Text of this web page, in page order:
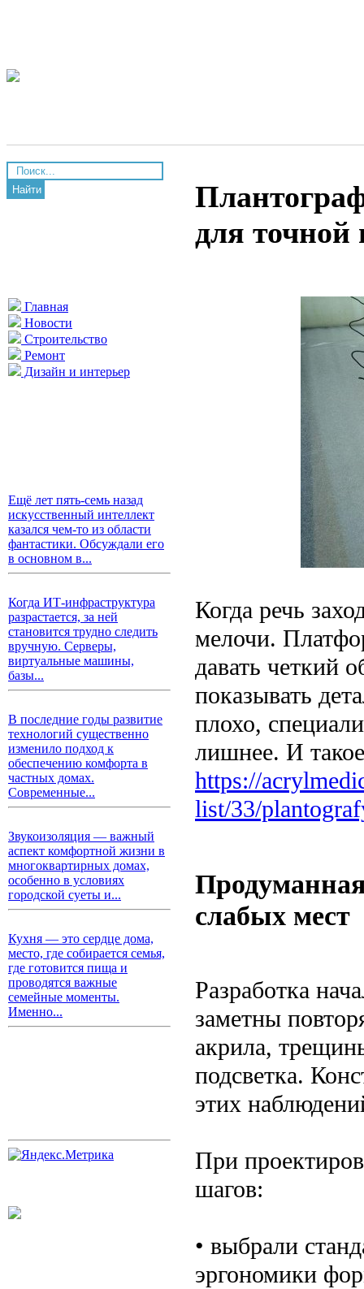
Найти
Главная
Новости
Строительство
Ремонт
Дизайн и интерьер
Ещё лет пять-семь назад
искусственный интеллект
казался чем-то из области
фантастики. Обсуждали его
в основном в...
Когда ИТ-инфраструктура
разрастается, за ней
становится трудно следить
вручную. Серверы,
виртуальные машины,
базы...
В последние годы развитие
технологий существенно
изменило подход к
обеспечению комфорта в
частных домах.
Современные...
Звукоизоляция — важный
аспект комфортной жизни в
многоквартирных домах,
особенно в условиях
городской суеты и...
Кухня — это сердце дома,
место, где собирается семья,
где готовится пища и
проводятся важные
семейные моменты.
Именно...
для точной
Когда речь
мелочи.
давать четкий
показывать
плохо,
лишнее. И
https://
list/33/
слабых мест
Разработка
заметны
акрила,
подсветка.
этих
При
шагов:
• выбрали
эргономики